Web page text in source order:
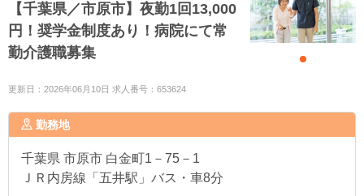
【千葉県／市原市】夜勤1回13,000
円！奨学金制度あり！病院にて常
勤介護職募集
更新日：2026年06月10日 求人番号：653624
勤務地
千葉県 市原市 白金町1－75－1
ＪＲ内房線「五井駅」バス・車8分